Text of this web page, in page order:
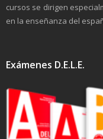
cursos se dirigen
en la enseñanza del
Exámenes D.E.L.E.